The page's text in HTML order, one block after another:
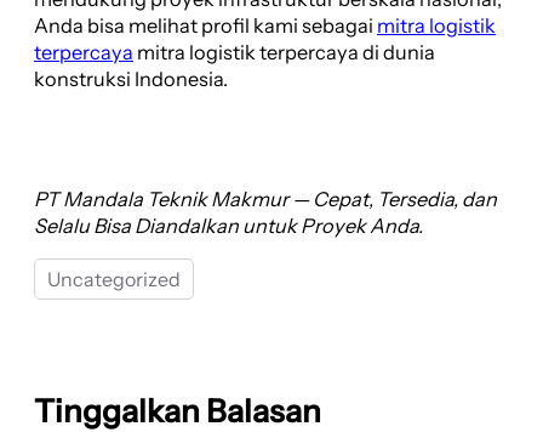
Anda bisa melihat profil kami sebagai mitra logistik
terpercaya mitra logistik terpercaya di dunia
konstruksi Indonesia.
PT Mandala Teknik Makmur — Cepat, Tersedia, dan
Selalu Bisa Diandalkan untuk Proyek Anda.
Uncategorized
Tinggalkan Balasan